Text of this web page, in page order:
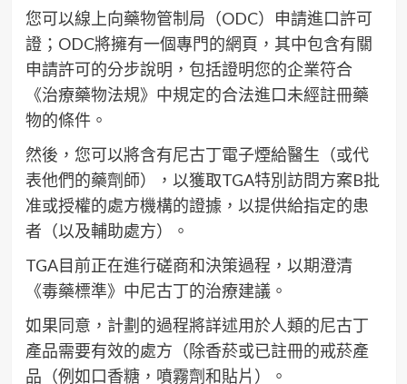
您可以線上向藥物管制局（ODC）申請進口許可
證；ODC將擁有一個專門的網頁，其中包含有關
申請許可的分步說明，包括證明您的企業符合
《治療藥物法規》中規定的合法進口未經註冊藥
物的條件。
然後，您可以將含有尼古丁電子煙給醫生（或代
表他們的藥劑師），以獲取TGA特別訪問方案B批
准或授權的處方機構的證據，以提供給指定的患
者（以及輔助處方）。
TGA目前正在進行磋商和決策過程，以期澄清
《毒藥標準》中尼古丁的治療建議。
如果同意，計劃的過程將詳述用於人類的尼古丁
產品需要有效的處方（除香菸或已註冊的戒菸產
品（例如口香糖，噴霧劑和貼片）。